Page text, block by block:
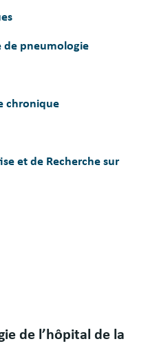
de pneumologie
chronique
et de Recherche sur
de l’hôpital de la